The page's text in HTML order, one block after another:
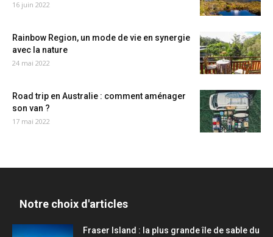
16 juin 2022
Rainbow Region, un mode de vie en synergie
avec la nature
24 mai 2022
Road trip en Australie : comment aménager
son van ?
17 mai 2022
Notre choix d'articles
Fraser Island : la plus grande île de sable du